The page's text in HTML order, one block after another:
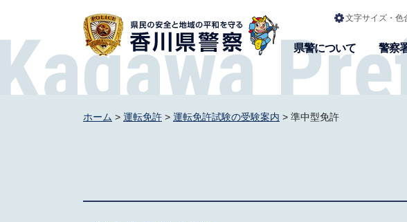
香川県警察 文字サイズ・色
県警について 警察
ホーム > 運転免許 > 運転免許試験の受験案内 > 準中型免許